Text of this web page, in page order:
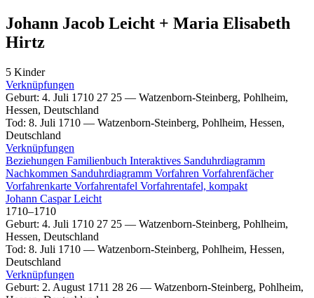
Johann Jacob Leicht + Maria Elisabeth
Hirtz
5 Kinder
Verknüpfungen
Geburt: 4. Juli 1710 27 25 — Watzenborn-Steinberg, Pohlheim,
Hessen, Deutschland
Tod: 8. Juli 1710 — Watzenborn-Steinberg, Pohlheim, Hessen,
Deutschland
Verknüpfungen
Beziehungen Familienbuch Interaktives Sanduhrdiagramm
Nachkommen Sanduhrdiagramm Vorfahren Vorfahrenfächer
Vorfahrenkarte Vorfahrentafel Vorfahrentafel, kompakt
Johann CasparLeicht
1710–1710
Geburt: 4. Juli 1710 27 25 — Watzenborn-Steinberg, Pohlheim,
Hessen, Deutschland
Tod: 8. Juli 1710 — Watzenborn-Steinberg, Pohlheim, Hessen,
Deutschland
Verknüpfungen
Geburt: 2. August 1711 28 26 — Watzenborn-Steinberg, Pohlheim,